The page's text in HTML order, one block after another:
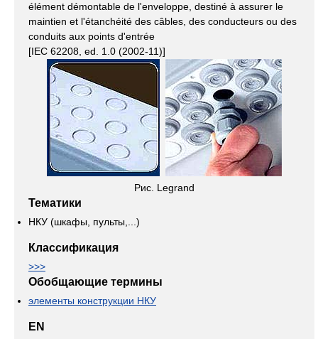
élément démontable de l'enveloppe, destiné à assurer le
maintien et l'étanchéité des câbles, des conducteurs ou des
conduits aux points d'entrée
[IEC 62208, ed. 1.0 (2002-11)]
Рис. Legrand
Тематики
НКУ (шкафы, пульты,...)
Классификация
>>>
Обобщающие термины
элементы конструкции НКУ
EN